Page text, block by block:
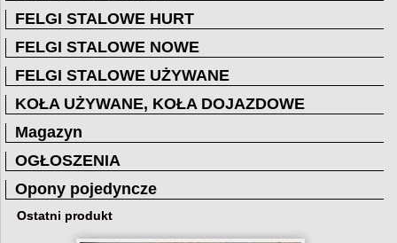
FELGI STALOWE HURT
FELGI STALOWE NOWE
FELGI STALOWE UŻYWANE
KOŁA UŻYWANE, KOŁA DOJAZDOWE
Magazyn
OGŁOSZENIA
Opony pojedyncze
Ostatni produkt